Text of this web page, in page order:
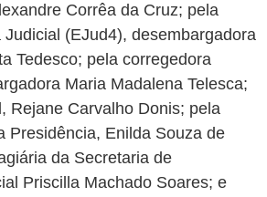
Corrêa da Cruz; pela
(EJud4), desembargadora
Tedesco; pela corregedora
Maria Madalena Telesca;
Rejane Carvalho Donis; pela
Presidência, Enilda Souza de
da Secretaria de
Priscilla Machado Soares; e